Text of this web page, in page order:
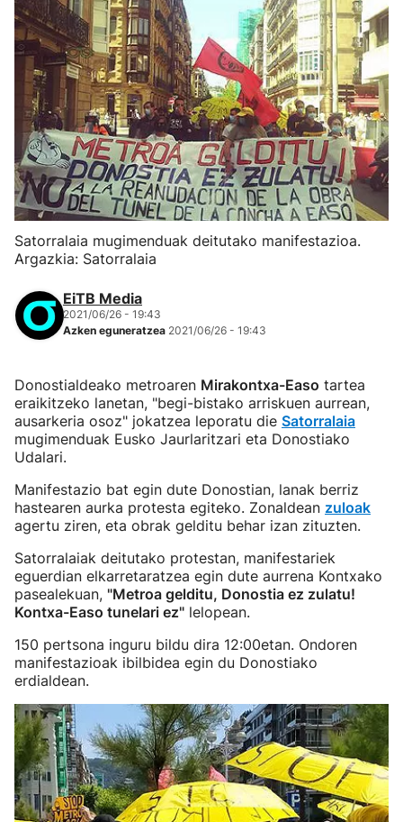
Satorralaia mugimenduak deitutako manifestazioa.
Argazkia: Satorralaia
EiTB Media
2021/06/26 - 19:43
Azken eguneratzea 2021/06/26 - 19:43
Donostialdeako metroaren Mirakontxa-Easo tartea
eraikitzeko lanetan, "begi-bistako arriskuen aurrean,
ausarkeria osoz" jokatzea leporatu die Satorralaia
mugimenduak Eusko Jaurlaritzari eta Donostiako
Udalari.
Manifestazio bat egin dute Donostian, lanak berriz
hastearen aurka protesta egiteko. Zonaldean zuloak
agertu ziren, eta obrak gelditu behar izan zituzten.
Satorralaiak deitutako protestan, manifestariek
eguerdian elkarretaratzea egin dute aurrena Kontxako
pasealekuan, "Metroa gelditu, Donostia ez zulatu!
Kontxa-Easo tunelari ez" lelopean.
150 pertsona inguru bildu dira 12:00etan. Ondoren
manifestazioak ibilbidea egin du Donostiako
erdialdean.